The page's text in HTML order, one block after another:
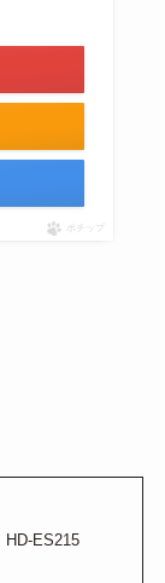
ポチップ
HD-ES215